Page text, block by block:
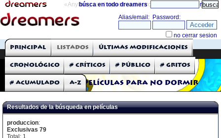
«Anything can happen and it probably will» directorio
búsca en todo dreamers
THE DREAMERS
Críticas: Películas
Películas para no dormir
Principal Listados Últimas modificaciones
Cronológico # Críticos # Público # Gritos
# Acumulado A-Z
Resultados de la búsqueda en películas
produccion:
Exclusivas 79
Total: 1